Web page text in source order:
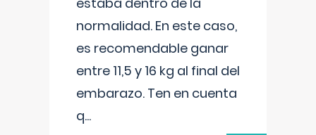
normalidad. En este caso,
es recomendable ganar
entre 11,5 y 16 kg al final del
embarazo. Ten en cuenta
q...